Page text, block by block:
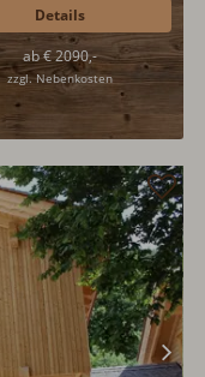
Kachelofen, Holzofen,
Garten u.v.m...
ab € 2090,-
zzgl. Nebenkosten
Details